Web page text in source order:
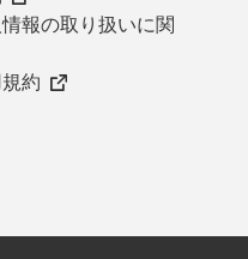
報の取り扱いに関
約